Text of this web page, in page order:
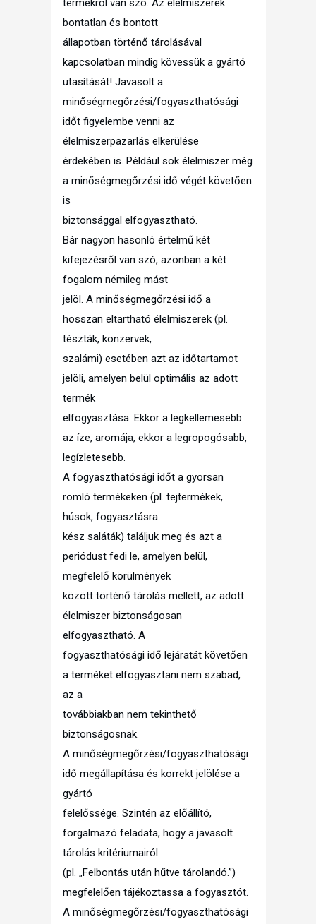
bontatlan és bontott
állapotban történő tárolásával
kapcsolatban mindig kövessük a gyártó
utasítását! Javasolt a
minőségmegőrzési/fogyaszthatósági
időt figyelembe venni az
élelmiszerpazarlás elkerülése
érdekében is. Például sok élelmiszer még
a minőségmegőrzési idő végét követően
is
biztonsággal elfogyasztható.
Bár nagyon hasonló értelmű két
kifejezésről van szó, azonban a két
fogalom némileg mást
jelöl. A minőségmegőrzési idő a
hosszan eltartható élelmiszerek (pl.
tészták, konzervek,
szalámi) esetében azt az időtartamot
jelöli, amelyen belül optimális az adott
termék
elfogyasztása. Ekkor a legkellemesebb
az íze, aromája, ekkor a legropogósabb,
legízletesebb.
A fogyaszthatósági időt a gyorsan
romló termékeken (pl. tejtermékek,
húsok, fogyasztásra
kész saláták) találjuk meg és azt a
periódust fedi le, amelyen belül,
megfelelő körülmények
között történő tárolás mellett, az adott
élelmiszer biztonságosan
elfogyasztható. A
fogyaszthatósági idő lejáratát követően
a terméket elfogyasztani nem szabad,
az a
továbbiakban nem tekinthető
biztonságosnak.
A minőségmegőrzési/fogyaszthatósági
idő megállapítása és korrekt jelölése a
gyártó
felelőssége. Szintén az előállító,
forgalmazó feladata, hogy a javasolt
tárolás kritériumairól
(pl. „Felbontás után hűtve tárolandó.”)
megfelelően tájékoztassa a fogyasztót.
A minőségmegőrzési/fogyaszthatósági